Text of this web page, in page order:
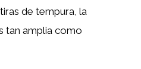
de tempura, la
tan amplia como